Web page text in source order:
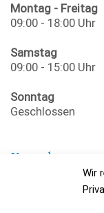
Wir
Montag - Freitag
09:00 - 18:00 Uhr
Samstag
09:00 - 15:00 Uhr
Sonntag
Geschlossen
Kontakt
Lozan Wellness &
Kaiserstraße 12